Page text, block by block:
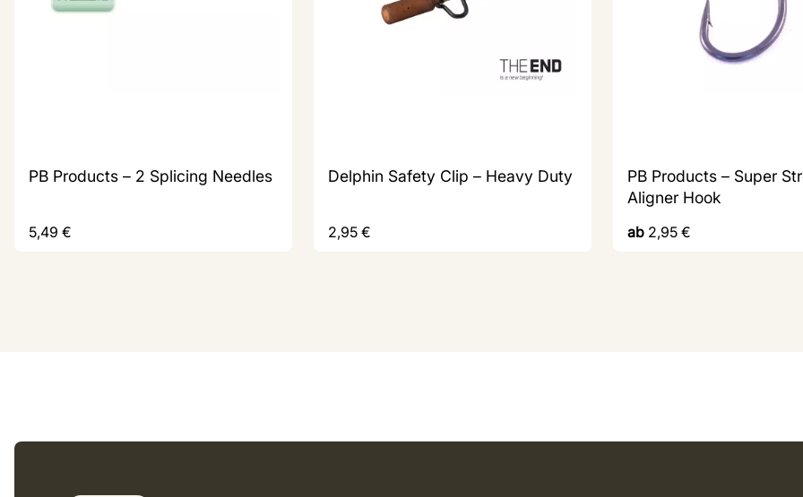
PB Products – 2 Splicing Needles
5,49 €
Delphin Safety Clip – Heavy Duty
2,95 €
PB Products – Super
Aligner Hook
ab 2,95 €